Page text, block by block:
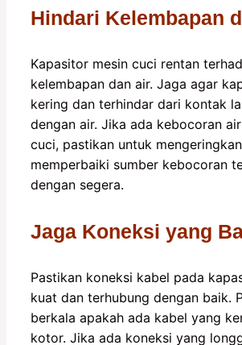
Hindari Kelembapan
Kapasitor mesin cuci rentan
kelembapan dan air. Jaga agar
kering dan terhindar dari kontak
dengan air. Jika ada kebocoran
cuci, pastikan untuk
memperbaiki sumber kebocoran
dengan segera.
Jaga Koneksi yang
Pastikan koneksi kabel pada
kuat dan terhubung dengan baik.
berkala apakah ada kabel yang
kotor. Jika ada koneksi yang